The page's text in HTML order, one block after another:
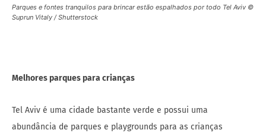
Parques e fontes tranquilos para brincar estão espalhados por todo Tel Aviv ©
Suprun Vitaly / Shutterstock
Melhores parques para crianças
Tel Aviv é uma cidade bastante verde e possui uma
abundância de parques e playgrounds para as crianças